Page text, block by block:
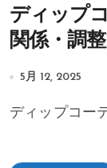
ディップ
関係・調
5月 12, 2025
ディップコ